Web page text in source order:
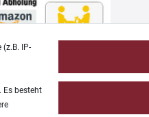
IP-
Es besteht